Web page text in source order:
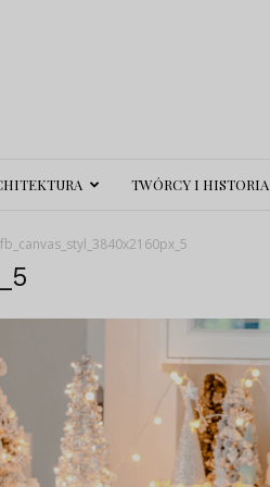
TWÓRCY I HISTORIA